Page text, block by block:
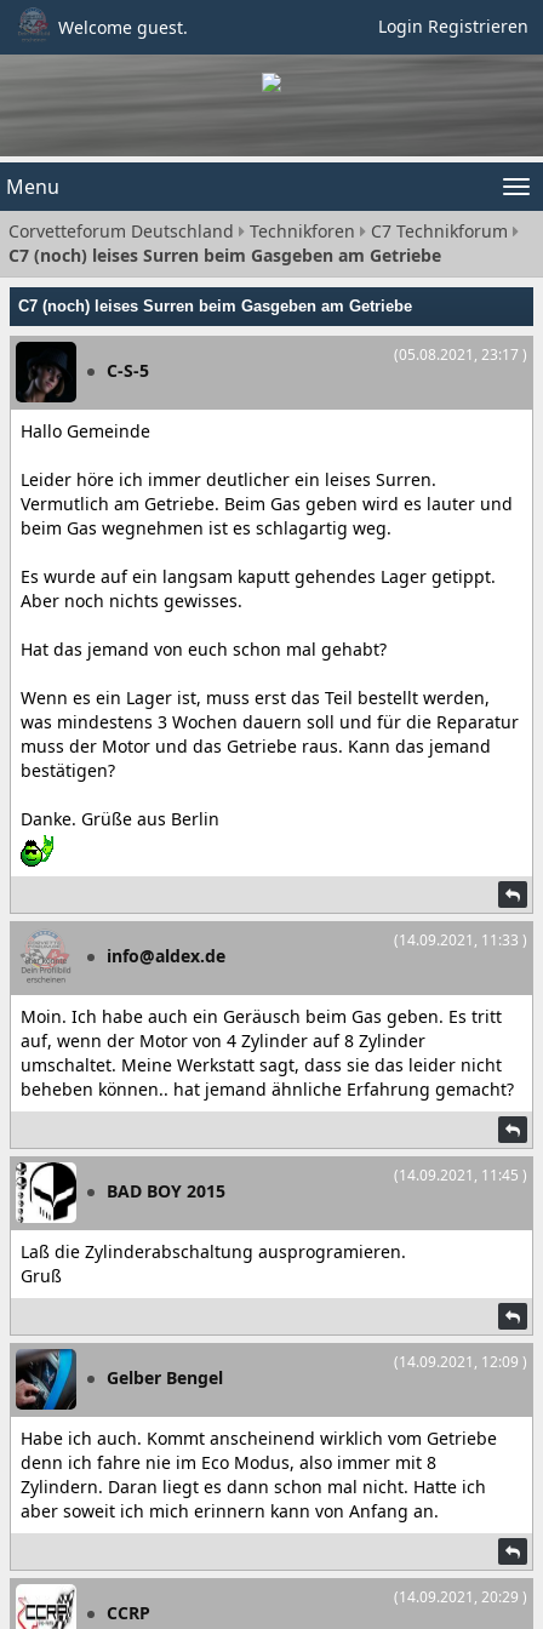
Welcome guest. Login Registrieren
Menu
Corvetteforum Deutschland Technikforen
C7 Technikforum
C7 (noch) leises Surren beim Gasgeben am Getriebe
C7 (noch) leises Surren beim Gasgeben am Getriebe
(05.08.2021, 23:17 )
C-S-5
Hallo Gemeinde
Leider höre ich immer deutlicher ein leises Surren.
Vermutlich am Getriebe. Beim Gas geben wird es lauter und
beim Gas wegnehmen ist es schlagartig weg.
Es wurde auf ein langsam kaputt gehendes Lager getippt.
Aber noch nichts gewisses.
Hat das jemand von euch schon mal gehabt?
Wenn es ein Lager ist, muss erst das Teil bestellt werden,
was mindestens 3 Wochen dauern soll und für die Reparatur
muss der Motor und das Getriebe raus. Kann das jemand
bestätigen?
Danke. Grüße aus Berlin
(14.09.2021, 11:33 )
info@aldex.de
Moin. Ich habe auch ein Geräusch beim Gas geben. Es tritt
auf, wenn der Motor von 4 Zylinder auf 8 Zylinder
umschaltet. Meine Werkstatt sagt, dass sie das leider nicht
beheben können.. hat jemand ähnliche Erfahrung gemacht?
(14.09.2021, 11:45 )
BAD BOY 2015
Laß die Zylinderabschaltung ausprogramieren.
Gruß
(14.09.2021, 12:09 )
Gelber Bengel
Habe ich auch. Kommt anscheinend wirklich vom Getriebe
denn ich fahre nie im Eco Modus, also immer mit 8
Zylindern. Daran liegt es dann schon mal nicht. Hatte ich
aber soweit ich mich erinnern kann von Anfang an.
(14.09.2021, 20:29 )
CCRP